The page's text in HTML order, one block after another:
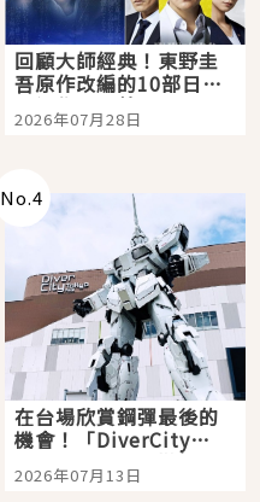
回顧大師經典！東野圭
吾原作改編的10部日本
影視作品推薦
2026年07月28日
No.4
在台場欣賞鋼彈最後的
機會！「DiverCity
Tokyo Plaza」搭船、
購物、美食及夜景，一
2026年07月13日